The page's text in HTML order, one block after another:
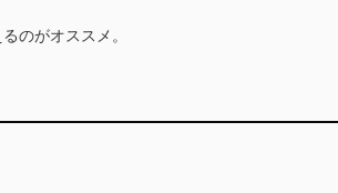
のがオススメ。